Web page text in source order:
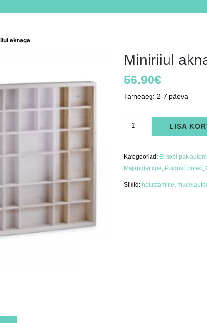
aknaga
Miniriiul
56.90€
Tarneaeg: 2-7 päeva
aknaga
kogus
LISA
Kategooriad: Ei sobi
Majapidamine Puidust tooted ,
Sildid:hoiustamine ,